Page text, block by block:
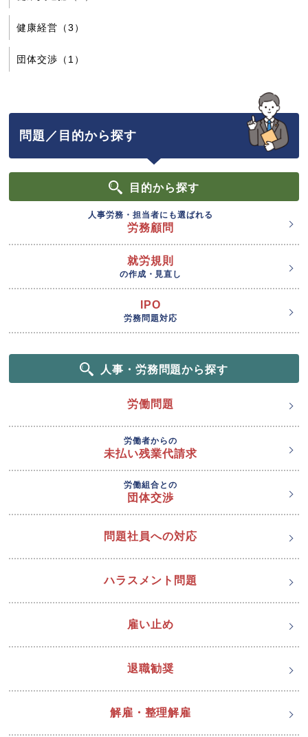
健康経営（3）
団体交渉（1）
問題／目的から探す
目的から探す
人事労務・担当者にも選ばれる
労務顧問
就労規則
の作成・見直し
IPO
労務問題対応
人事・労務問題から探す
労働問題
労働者からの
未払い残業代請求
労働組合との
団体交渉
問題社員への対応
ハラスメント問題
雇い止め
退職勧奨
解雇・整理解雇